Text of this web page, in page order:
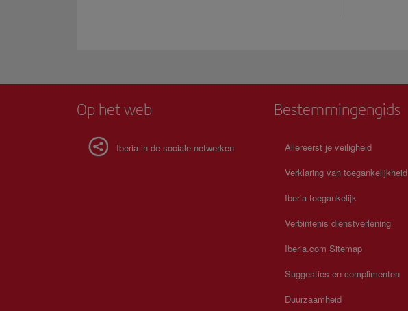
Op het web
Iberia in de sociale netwerken
Bestemmingengids
Allereerst je veiligheid
Verklaring van toegankelijkheid
Iberia toegankelijk
Verbintenis dienstverlening
Iberia.com Sitemap
Suggesties en complimenten
Duurzaamheid